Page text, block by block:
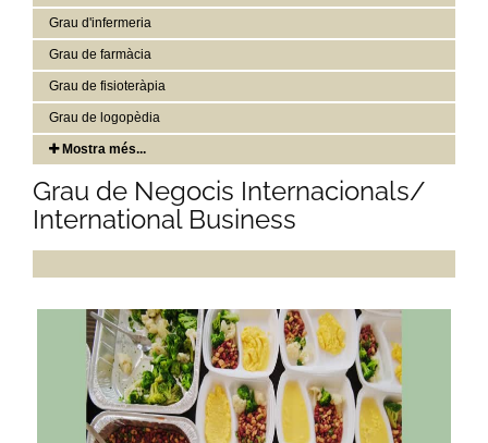
Grau d'infermeria
Grau de farmàcia
Grau de fisioteràpia
Grau de logopèdia
Mostra més...
Grau de Negocis Internacionals/
International Business